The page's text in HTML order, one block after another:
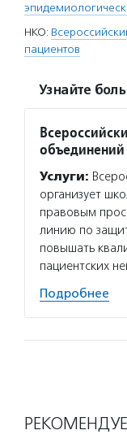
НКО:
пациентов
Узнайте
объединений
Услуги:
организует
правовым
линию по
повышать
пациентских
Подробнее